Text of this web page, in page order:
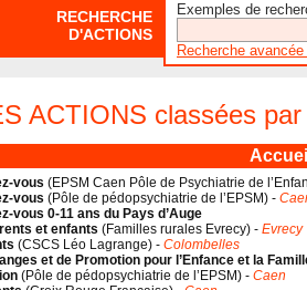
RECHERCHE
D'ACTIONS
Exemples de
Recherche avancée
ACTIONS classées
vous (EPSM Caen Pôle de Psychiatrie de
vous (Pôle de pédopsychiatrie de l’EPSM) -
vous 0-11 ans du Pays d’Auge
et enfants (Familles rurales Evrecy) - Evrecy
(CSCS Léo Lagrange) - Colombelles
et de Promotion pour l’Enfance et la
(Pôle de pédopsychiatrie de l’EPSM) - Caen